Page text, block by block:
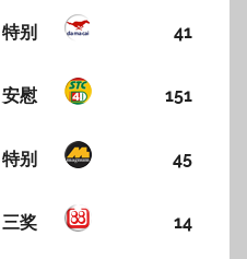
特别 41
安慰 151
特别 45
三奖 14